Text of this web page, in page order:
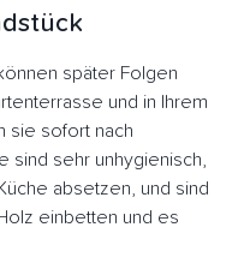
später Folgen
und in Ihrem
sie sofort nach
sind sehr unhygienisch,
absetzen, und sind
einbetten und es